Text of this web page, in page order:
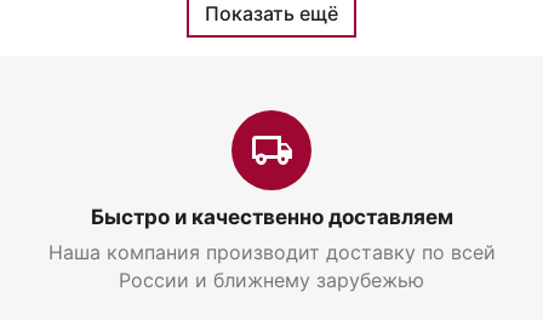
Показать ещё
Быстро и качественно доставляем
Наша компания производит доставку по всей
России и ближнему зарубежью